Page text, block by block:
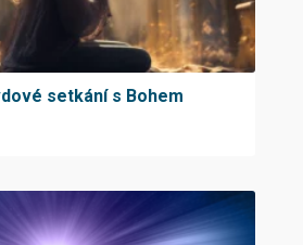
setkání s Bohem